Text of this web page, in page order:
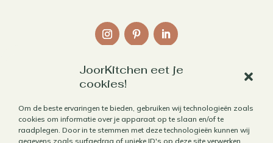
JoorKitchen eet je
cookies!
Om de beste ervaringen te bieden, gebruiken wij technologieën zoals
cookies om informatie over je apparaat op te slaan en/of te
raadplegen. Door in te stemmen met deze technologieën kunnen wij
gegevens zoals surfgedrag of unieke ID's op deze site verwerken.
Contact
Algemene voorwaarden